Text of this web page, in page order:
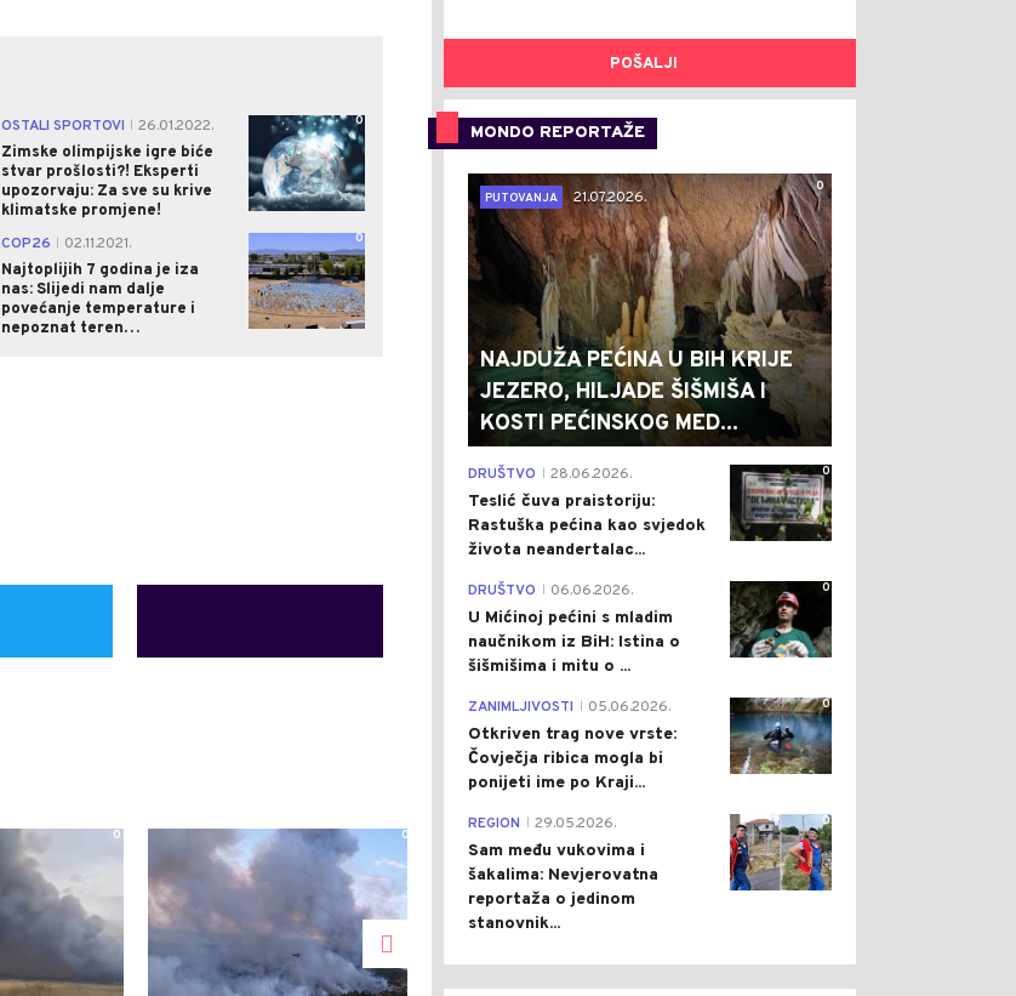
OSTALI SPORTOVI
26.01.2022.
Zimske olimpijske igre biće
stvar prošlosti?! Eksperti
upozorvaju: Za sve su krive
klimatske promjene!
0
COP26
02.11.2021.
Najtoplijih 7 godina je iza
nas: Slijedi nam dalje
povećanje temperature i
nepoznat teren…
0
0 0
POŠALJI
MONDO REPORTAŽE
0
PUTOVANJA
21.07.2026.
NAJDUŽA PEĆINA U BIH KRIJE
JEZERO, HILJADE ŠIŠMIŠA I
KOSTI PEĆINSKOG MED...
0
DRUŠTVO 28.06.2026.
Teslić čuva praistoriju:
Rastuška pećina kao svjedok
života neandertalac...
0
DRUŠTVO 06.06.2026.
U Mićinoj pećini s mladim
naučnikom iz BiH: Istina o
šišmišima i mitu o ...
0
ZANIMLJIVOSTI 05.06.2026.
Otkriven trag nove vrste:
Čovječja ribica mogla bi
ponijeti ime po Kraji...
0
REGION 29.05.2026.
Sam među vukovima i
šakalima: Nevjerovatna
reportaža o jedinom
stanovnik...